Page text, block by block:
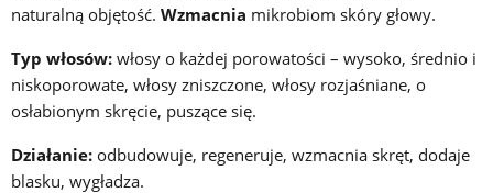
naturalną objętość. Wzmacnia mikrobiom skóry głowy.
Typ włosów: włosy o każdej porowatości – wysoko, średnio i
niskoporowate, włosy zniszczone, włosy rozjaśniane, o
osłabionym skręcie, puszące się.
Działanie: odbudowuje, regeneruje, wzmacnia skręt, dodaje
blasku, wygładza.